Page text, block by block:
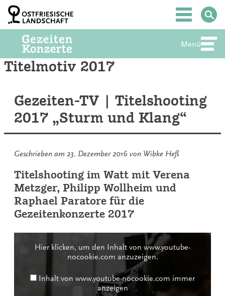
Zum
Inhalt
springen
Hauptmenü
Menü
Titelmotiv 2017
Gezeiten-TV | Titelshooting
2017 „Sturm und Klang“
Geschrieben am 23. Dezember 2016 von Wibke Heß
Titelshooting im Watt mit Verena
Metzger, Philipp Wollheim und
Raphael Paratore für die
Gezeitenkonzerte 2017
Inhalt
www.youtube-
Hier klicken, um den Inhalt von www.youtube-
nocookie.com anzuzeigen.
Inhalt von www.youtube-nocookie.com immer
anzeigen